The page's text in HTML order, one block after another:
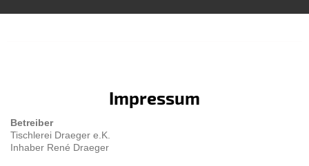
Impressum
Betreiber
Tischlerei Draeger e.K.
Inhaber René Draeger